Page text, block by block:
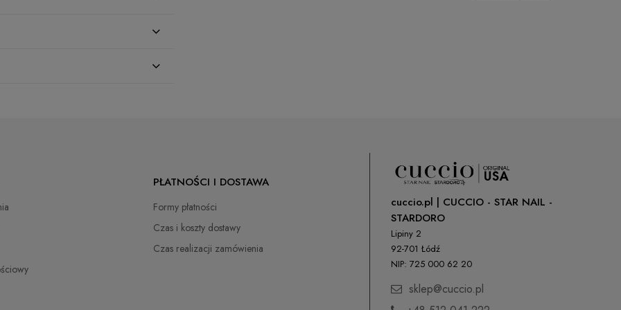
PŁATNOŚCI I DOSTAWA
Formy płatności
Czas i koszty dostawy
Czas realizacji zamówienia
cuccio.pl | CUCCIO - STAR NAIL -
STARDORO
Lipiny 2
92-701 Łódź
NIP: 725 000 62 20
sklep@cuccio.pl